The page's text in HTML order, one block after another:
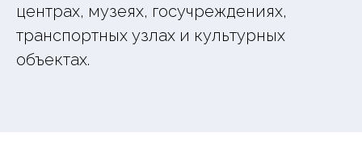
центрах, музеях, госучреждениях,
транспортных узлах и культурных
объектах.